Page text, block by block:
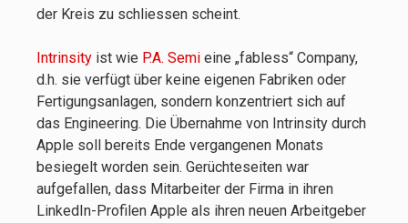
der Kreis zu schliessen scheint.
Intrinsity ist wie P.A. Semi eine „fabless“ Company,
d.h. sie verfügt über keine eigenen Fabriken oder
Fertigungsanlagen, sondern konzentriert sich auf
das Engineering. Die Übernahme von Intrinsity durch
Apple soll bereits Ende vergangenen Monats
besiegelt worden sein. Gerüchteseiten war
aufgefallen, dass Mitarbeiter der Firma in ihren
LinkedIn-Profilen Apple als ihren neuen Arbeitgeber